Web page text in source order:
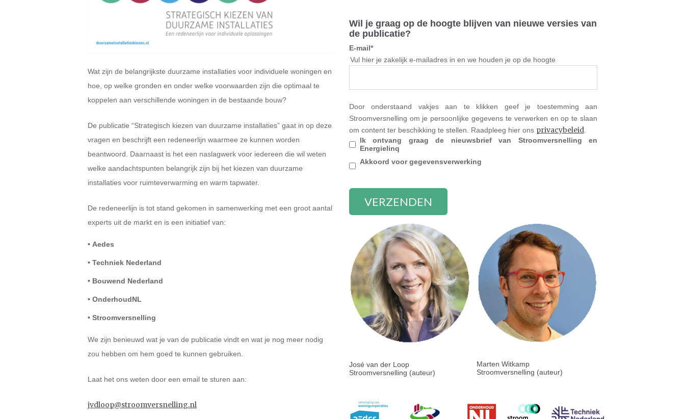
Wat zijn de belangrijkste duurzame installaties voor individuele woningen en
hoe, op welke gronden en onder welke voorwaarden zijn die optimaal te
koppelen aan verschillende woningen in de bestaande bouw?
De publicatie “Strategisch kiezen van duurzame installaties” gaat in op deze
vragen en beschrijft een redeneerlijn waarmee ze kunnen worden
beantwoord. Daarnaast is het een naslagwerk voor iedereen die wil weten
welke aandachtspunten belangrijk zijn bij het kiezen van duurzame
installaties voor ruimteverwarming en warm tapwater.
De redeneerlijn is tot stand gekomen in samenwerking met een groot aantal
experts uit de markt en is een initiatief van:
• Aedes
• Techniek Nederland
• Bouwend Nederland
• OnderhoudNL
• Stroomversnelling
We zijn benieuwd wat je van de publicatie vindt en wat je nog meer nodig
zou hebben om hem goed te kunnen gebruiken.
Laat het ons weten door een email te sturen aan:
jvdloop@stroomversnelling.nl
Wil je graag op de hoogte blijven van nieuwe versies van
de publicatie?
E-mail*
Vul hier je zakelijk e-mailadres in en we houden je op de hoogte
Door onderstaand vakjes aan te klikken geef je toestemming aan
Stroomversnelling om je persoonlijke gegevens te verwerken en op te slaan
om content ter beschikking te stellen. Raadpleeg hier ons privacybeleid
Ik ontvang graag de nieuwsbrief van Stroomversnelling en
Energielinq
Akkoord voor gegevensverwerking
José van der Loop
Stroomversnelling (auteur)
Marten Witkamp
Stroomversnelling (auteur)